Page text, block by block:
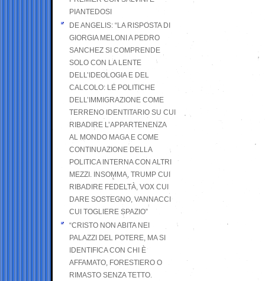
PIANTEDOSI
DE ANGELIS: “LA RISPOSTA DI
GIORGIA MELONI A PEDRO
SANCHEZ SI COMPRENDE
SOLO CON LA LENTE
DELL’IDEOLOGIA E DEL
CALCOLO: LE POLITICHE
DELL’IMMIGRAZIONE COME
TERRENO IDENTITARIO SU CUI
RIBADIRE L’APPARTENENZA
AL MONDO MAGA E COME
CONTINUAZIONE DELLA
POLITICA INTERNA CON ALTRI
MEZZI. INSOMMA, TRUMP CUI
RIBADIRE FEDELTÀ, VOX CUI
DARE SOSTEGNO, VANNACCI
CUI TOGLIERE SPAZIO”
“CRISTO NON ABITA NEI
PALAZZI DEL POTERE, MA SI
IDENTIFICA CON CHI È
AFFAMATO, FORESTIERO O
RIMASTO SENZA TETTO.